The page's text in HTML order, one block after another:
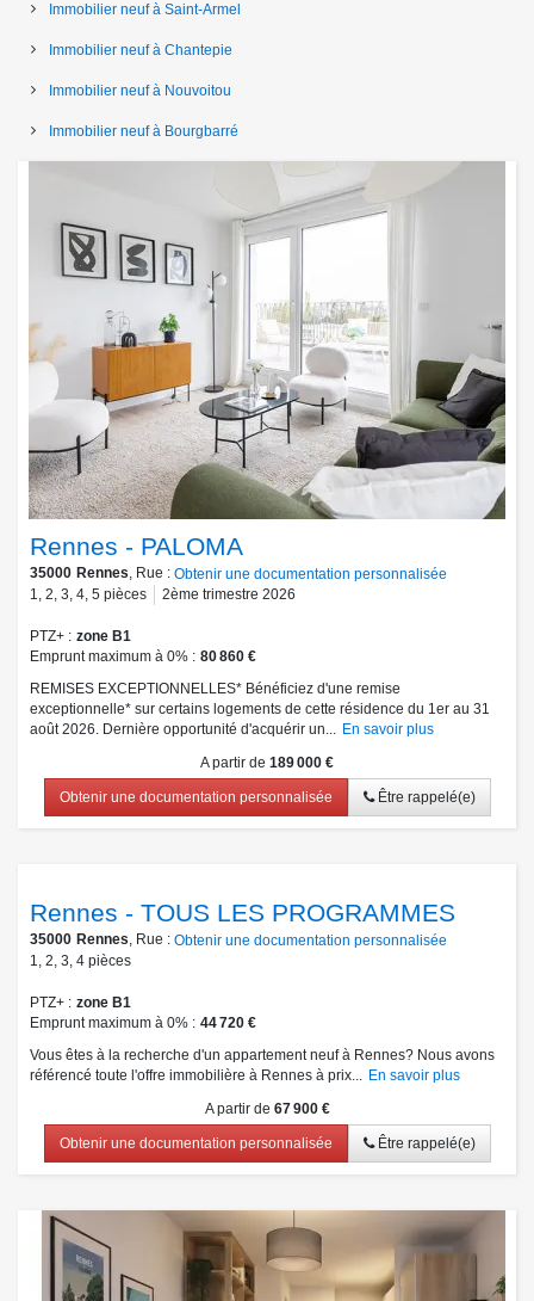
Immobilier neuf à Saint-Armel
Immobilier neuf à Chantepie
Immobilier neuf à Nouvoitou
Immobilier neuf à Bourgbarré
Rennes - PALOMA
35000 Rennes, Rue : Obtenir une documentation personnalisée
1, 2, 3, 4, 5 pièces 2ème trimestre 2026
PTZ+
zone B1
Emprunt maximum à 0%
80 860 €
REMISES EXCEPTIONNELLES* Bénéficiez d'une remise
exceptionnelle* sur certains logements de cette résidence du 1er au 31
août 2026. Dernière opportunité d'acquérir un... En savoir plus
A partir de 189 000 €
Obtenir une documentation personnalisée Être rappelé(e)
Rennes - TOUS LES PROGRAMMES
35000 Rennes, Rue : Obtenir une documentation personnalisée
1, 2, 3, 4 pièces
PTZ+
zone B1
Emprunt maximum à 0%
44 720 €
Vous êtes à la recherche d'un appartement neuf à Rennes? Nous avons
référencé toute l'offre immobilière à Rennes à prix... En savoir plus
A partir de 67 900 €
Obtenir une documentation personnalisée Être rappelé(e)